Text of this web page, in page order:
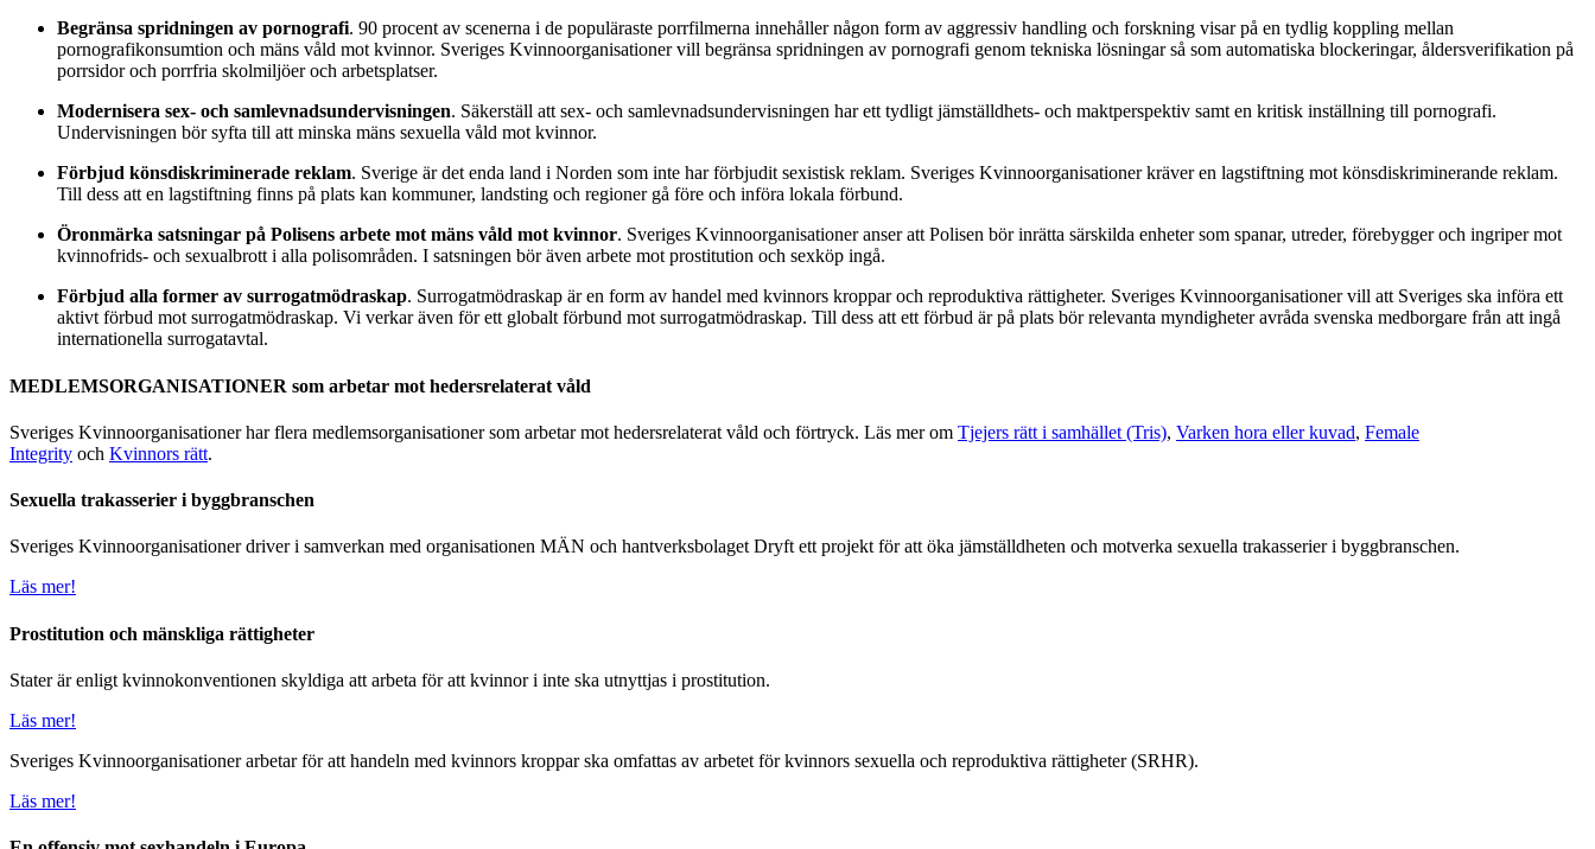
Begränsa spridningen av pornografi. 90 procent av scenerna i de populäraste porrfilmerna innehåller någon form av aggressiv handling och forskning visar på en tydlig koppling mellan
pornografikonsumtion och mäns våld mot kvinnor. Sveriges Kvinnoorganisationer vill begränsa spridningen av pornografi genom tekniska lösningar så som automatiska blockeringar, åldersverifikation på
porrsidor och porrfria skolmiljöer och arbetsplatser.
Modernisera sex- och samlevnadsundervisningen. Säkerställ att sex- och samlevnadsundervisningen har ett tydligt jämställdhets- och maktperspektiv samt en kritisk inställning till pornografi.
Undervisningen bör syfta till att minska mäns sexuella våld mot kvinnor.
Förbjud könsdiskriminerade reklam. Sverige är det enda land i Norden som inte har förbjudit sexistisk reklam. Sveriges Kvinnoorganisationer kräver en lagstiftning mot könsdiskriminerande reklam.
Till dess att en lagstiftning finns på plats kan kommuner, landsting och regioner gå före och införa lokala förbund.
Öronmärka satsningar på Polisens arbete mot mäns våld mot kvinnor. Sveriges Kvinnoorganisationer anser att Polisen bör inrätta särskilda enheter som spanar, utreder, förebygger och ingriper mot
kvinnofrids- och sexualbrott i alla polisområden. I satsningen bör även arbete mot prostitution och sexköp ingå.
Förbjud alla former av surrogatmödraskap. Surrogatmödraskap är en form av handel med kvinnors kroppar och reproduktiva rättigheter. Sveriges Kvinnoorganisationer vill att Sveriges ska införa ett
aktivt förbud mot surrogatmödraskap. Vi verkar även för ett globalt förbund mot surrogatmödraskap. Till dess att ett förbud är på plats bör relevanta myndigheter avråda svenska medborgare från att ingå
internationella surrogatavtal.
MEDLEMSORGANISATIONER som arbetar mot hedersrelaterat våld
Sveriges Kvinnoorganisationer har flera medlemsorganisationer som arbetar mot hedersrelaterat våld och förtryck. Läs mer om Tjejers rätt i samhället (Tris), Varken hora eller kuvad, Female
Integrity och Kvinnors rätt.
Sexuella trakasserier i byggbranschen
Sveriges Kvinnoorganisationer driver i samverkan med organisationen MÄN och hantverksbolaget Dryft ett projekt för att öka jämställdheten och motverka sexuella trakasserier i byggbranschen.
Läs mer!
Prostitution och mänskliga rättigheter
Stater är enligt kvinnokonventionen skyldiga att arbeta för att kvinnor i inte ska utnyttjas i prostitution.
Läs mer!
Sveriges Kvinnoorganisationer arbetar för att handeln med kvinnors kroppar ska omfattas av arbetet för kvinnors sexuella och reproduktiva rättigheter (SRHR).
Läs mer!